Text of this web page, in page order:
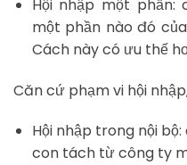
Hội nhập một
một phần nào đó
Cách này có ưu thế
Căn cứ phạm vi hội
Hội nhập trong nội
con tách từ công ty